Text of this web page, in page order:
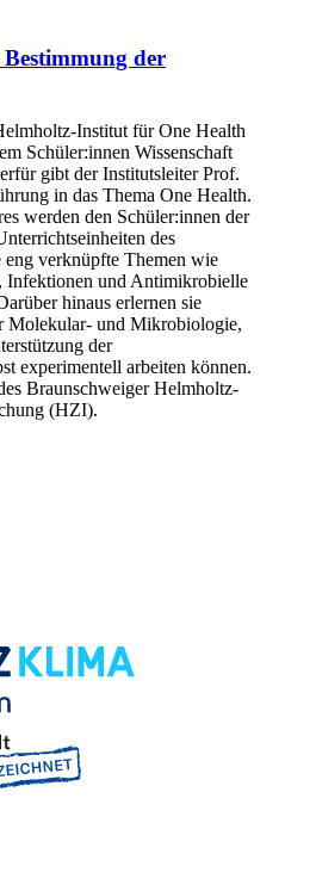
der
Institut für One Health
Schüler:innen Wissenschaft
gibt der Institutsleiter Prof.
in das Thema One Health.
werden den Schüler:innen der
des
verknüpfte Themen wie
und Antimikrobielle
hinaus erlernen sie
Molekular- und Mikrobiologie,
der
experimentell arbeiten können.
Braunschweiger Helmholtz-
(HZI).